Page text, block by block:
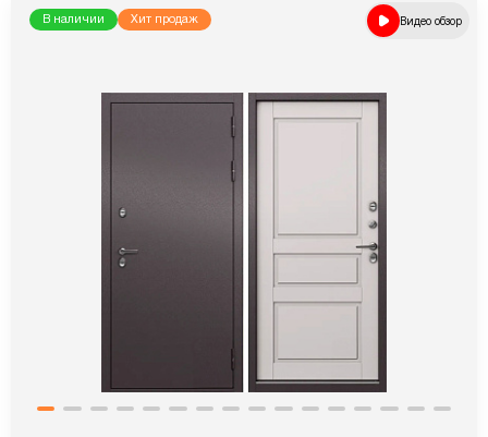
В наличии Хит продаж Видео обзор